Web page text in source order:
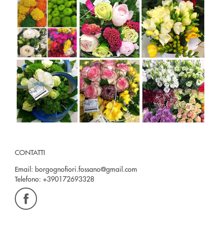
CONTATTI
Email: borgognofiori.fossano@gmail.com
Telefono: +390172693328